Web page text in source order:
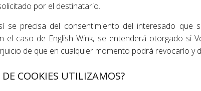
por el destinatario.
se precisa del consentimiento del interesado que
el caso de English Wink, se entenderá otorgado si
de que en cualquier momento podrá revocarlo y
COOKIES UTILIZAMOS?